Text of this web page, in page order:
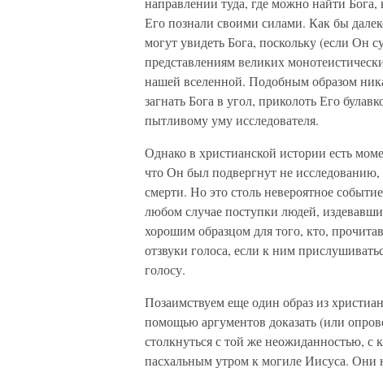
Его познали своими силами. Как бы
могут увидеть Бога, поскольку (если Он
представлениям великих
нашей вселенной. Подобным образом
загнать Бога в угол, приколоть Его
пытливому уму исследователя.
Однако в христианской истории есть
что Он был подвергнут не
смерти. Но это столь невероятное
любом случае поступки людей,
хорошим образцом для того, кто,
отзвуки голоса, если к ним
голосу.
Позаимствуем еще один образ из
помощью аргументов доказать (или
столкнуться с той же неожиданностью,
пасхальным утром к могиле Иисуса. Они